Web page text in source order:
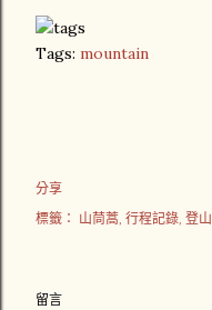
Tags: mountain
分享
標籤： 山茼蒿 行程記錄 登山
留言